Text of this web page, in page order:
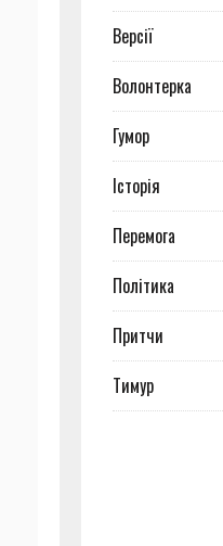
Версії
Волонтерка
Гумор
Історія
Перемога
Політика
Притчи
Тимур